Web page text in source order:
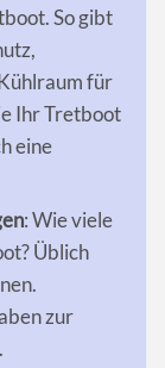
So gibt
für
Ihr Tretboot
eine
: Wie viele
Üblich
zur